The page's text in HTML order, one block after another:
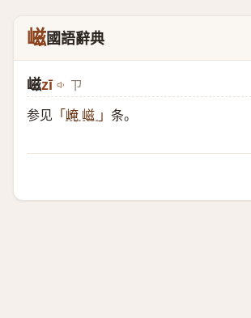
嵫國語辭典
嵫zī ㄗ
参见 「 崦 嵫 」 条。